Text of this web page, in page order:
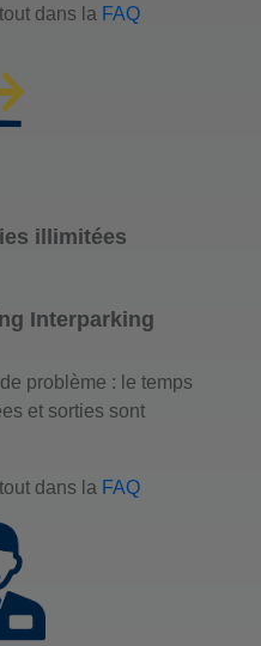
dans la FAQ
illimitées
Interparking
problème : le temps
et sorties sont
dans la FAQ